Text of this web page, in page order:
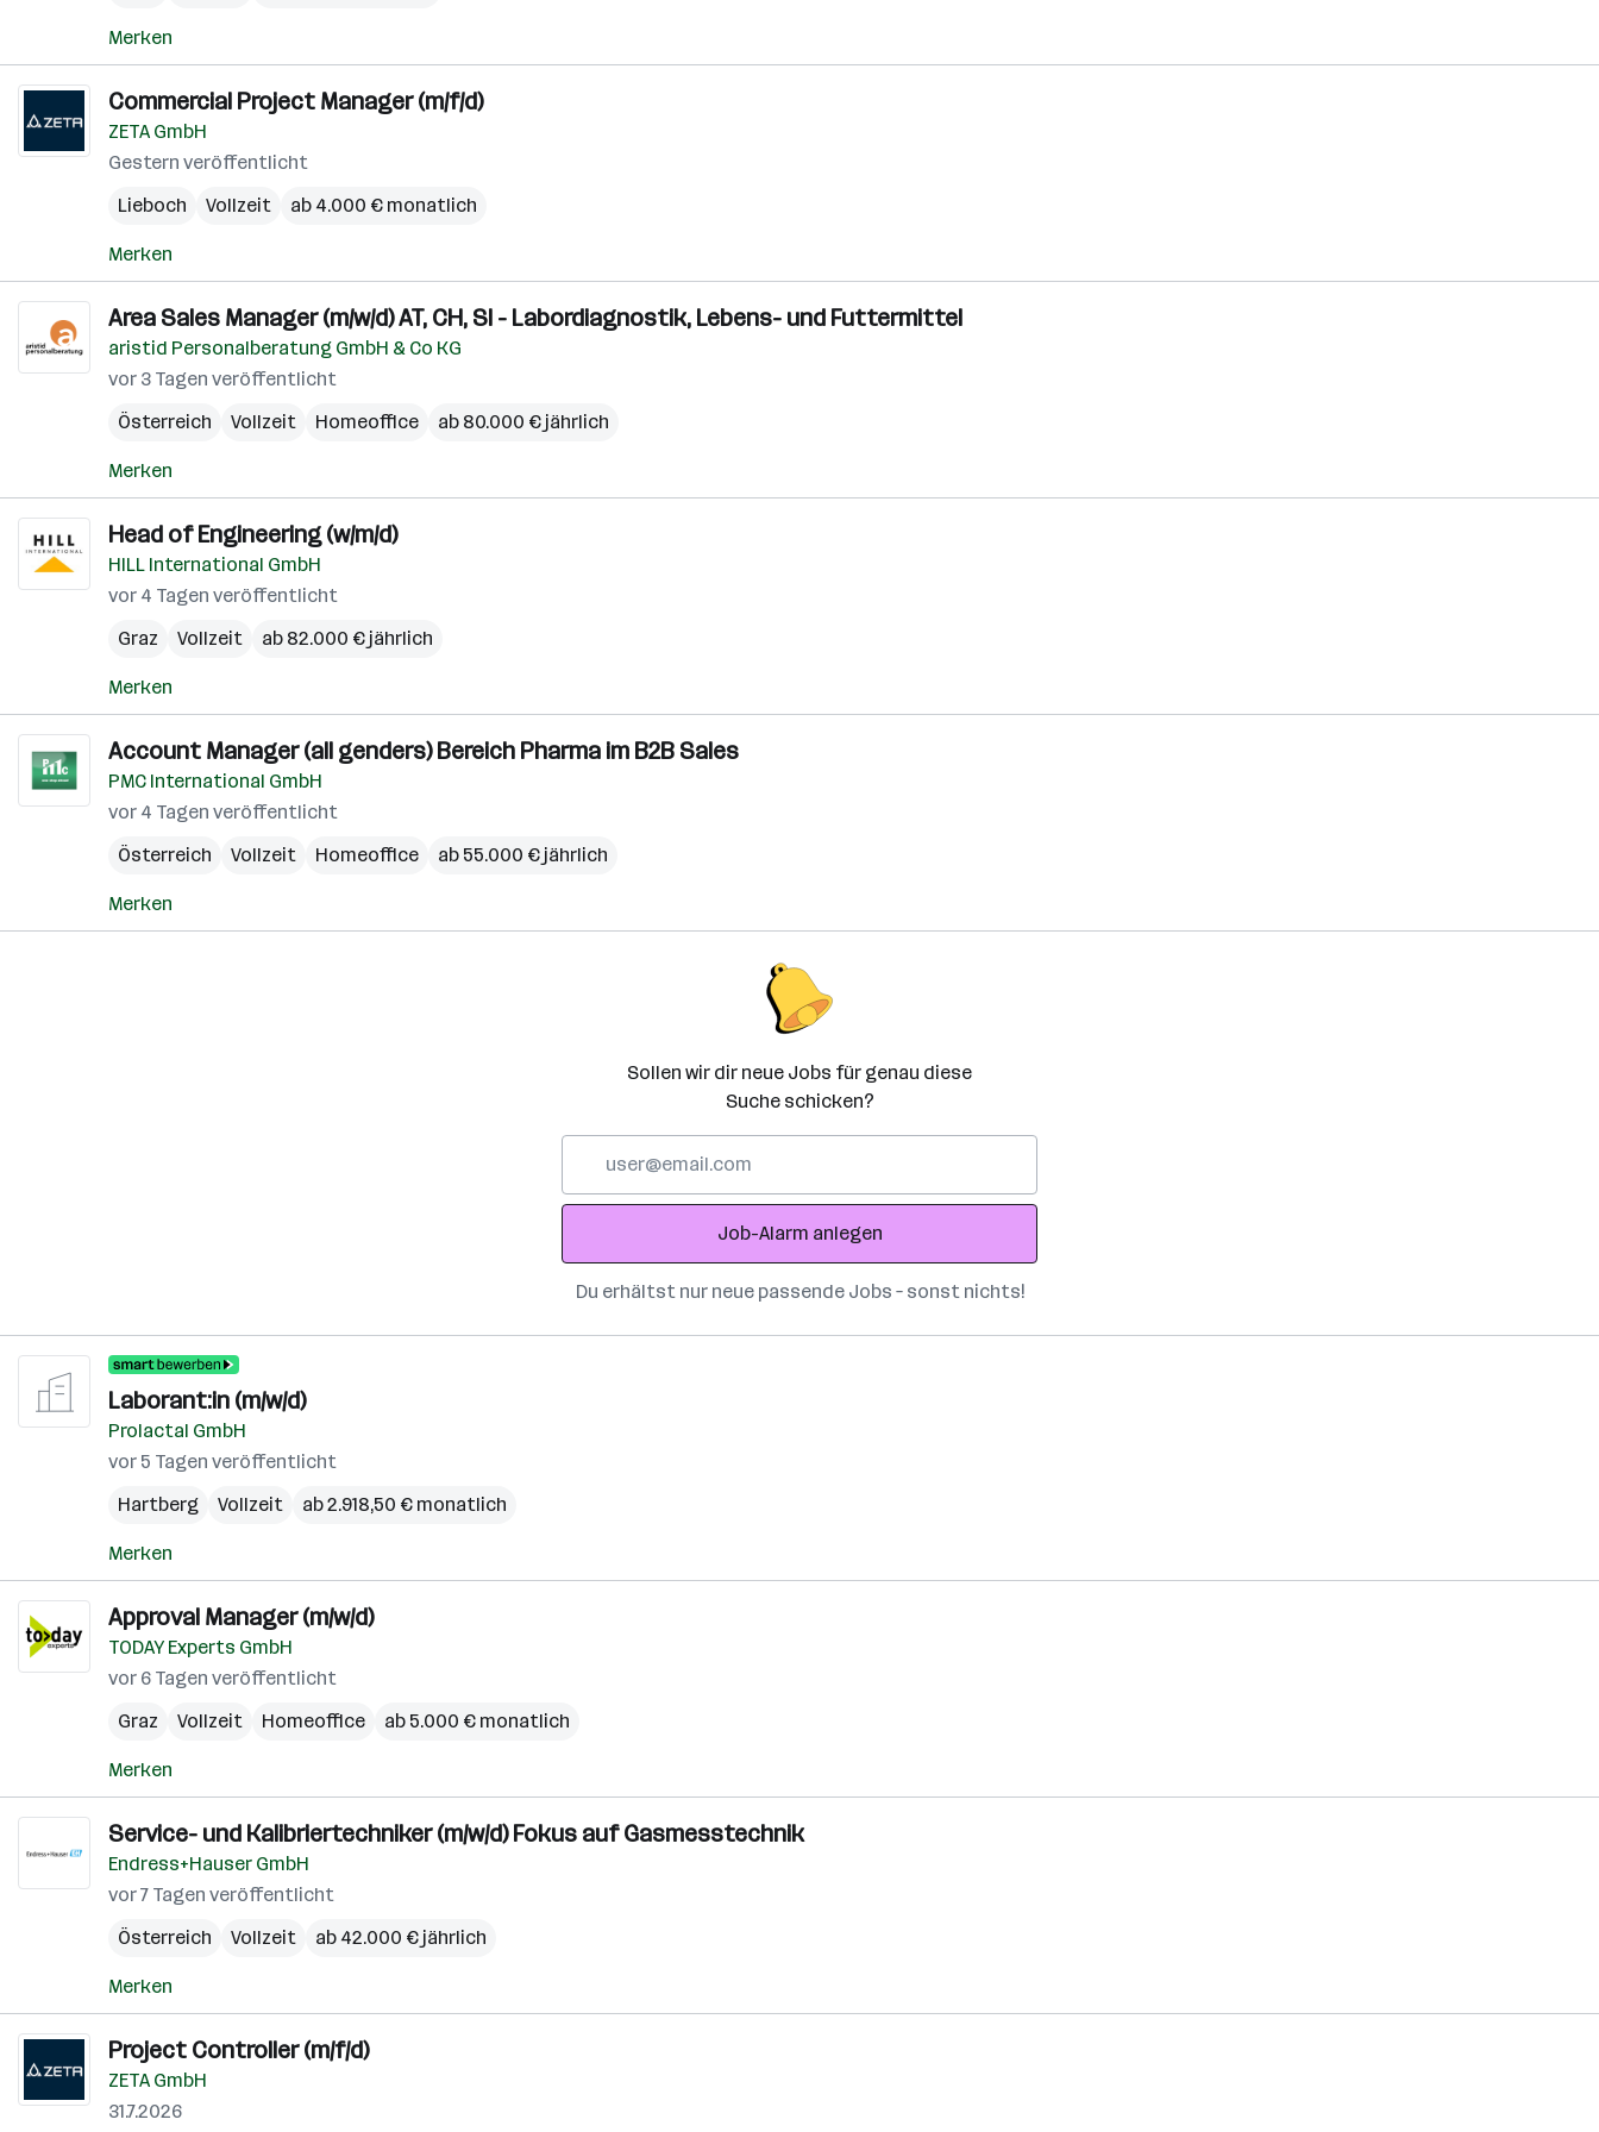
Merken
Commercial Project Manager (m/f/d)
ZETA GmbH
Gestern veröffentlicht
Lieboch
Vollzeit ab 4.000 € monatlich
Merken
Area Sales Manager (m/w/d) AT, CH, SI - Labordiagnostik, Lebens- und Futtermittel
aristid Personalberatung GmbH & Co KG
vor 3 Tagen veröffentlicht
Österreich
Vollzeit Homeoffice ab 80.000 € jährlich
Merken
Head of Engineering (w/m/d)
HILL International GmbH
vor 4 Tagen veröffentlicht
Graz
Vollzeit ab 82.000 € jährlich
Merken
Account Manager (all genders) Bereich Pharma im B2B Sales
PMC International GmbH
vor 4 Tagen veröffentlicht
Österreich
Vollzeit Homeoffice ab 55.000 € jährlich
Merken
Sollen wir dir neue Jobs für genau diese
Suche schicken?
Adresse
Job-Alarm anlegen
Du erhältst nur neue passende Jobs – sonst nichts!
Laborant:in (m/w/d)
Prolactal GmbH
vor 5 Tagen veröffentlicht
Hartberg
Vollzeit ab 2.918,50 € monatlich
Merken
Approval Manager (m/w/d)
TODAY Experts GmbH
vor 6 Tagen veröffentlicht
Graz
Vollzeit Homeoffice ab 5.000 € monatlich
Merken
Service- und Kalibriertechniker (m/w/d) Fokus auf Gasmesstechnik
Endress+Hauser GmbH
vor 7 Tagen veröffentlicht
Österreich
Vollzeit ab 42.000 € jährlich
Merken
Project Controller (m/f/d)
ZETA GmbH
31.7.2026